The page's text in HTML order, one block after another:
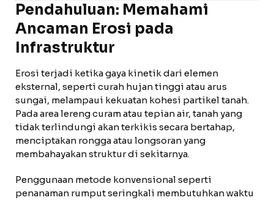
Pendahuluan: Memahami
Ancaman Erosi pada
Infrastruktur
Erosi terjadi ketika gaya kinetik dari elemen
eksternal, seperti curah hujan tinggi atau arus
sungai, melampaui kekuatan kohesi partikel tanah.
Pada area lereng curam atau tepian air, tanah yang
tidak terlindungi akan terkikis secara bertahap,
menciptakan rongga atau longsoran yang
membahayakan struktur di sekitarnya.
Penggunaan metode konvensional seperti
penanaman rumput seringkali membutuhkan waktu